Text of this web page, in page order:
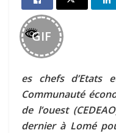
GIF
es chefs d’Etats
Communauté
de l’ouest
dernier à Lomé